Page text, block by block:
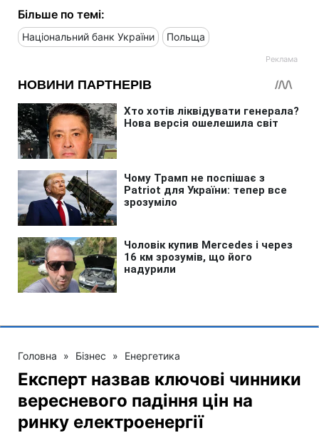
Більше по темі:
Національний банк України Польща
Головна » Бізнес » Енергетика
Експерт назвав ключові чинники
вересневого падіння цін на
ринку електроенергії